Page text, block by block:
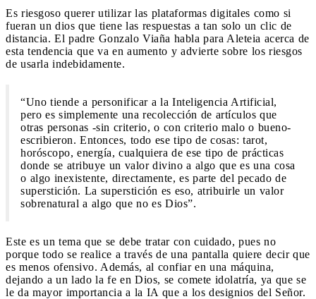
Es riesgoso querer utilizar las plataformas digitales como si
fueran un dios que tiene las respuestas a tan solo un clic de
distancia. El padre Gonzalo Viaña habla para Aleteia acerca de
esta tendencia que va en aumento y advierte sobre los riesgos
de usarla indebidamente.
“Uno tiende a personificar a la Inteligencia Artificial,
pero es simplemente una recolección de artículos que
otras personas -sin criterio, o con criterio malo o bueno-
escribieron. Entonces, todo ese tipo de cosas: tarot,
horóscopo, energía, cualquiera de ese tipo de prácticas
donde se atribuye un valor divino a algo que es una cosa
o algo inexistente, directamente, es parte del pecado de
superstición. La superstición es eso, atribuirle un valor
sobrenatural a algo que no es Dios”.
Este es un tema que se debe tratar con cuidado, pues no
porque todo se realice a través de una pantalla quiere decir que
es menos ofensivo. Además, al confiar en una máquina,
dejando a un lado la fe en Dios, se comete idolatría, ya que se
le da mayor importancia a la IA que a los designios del Señor.